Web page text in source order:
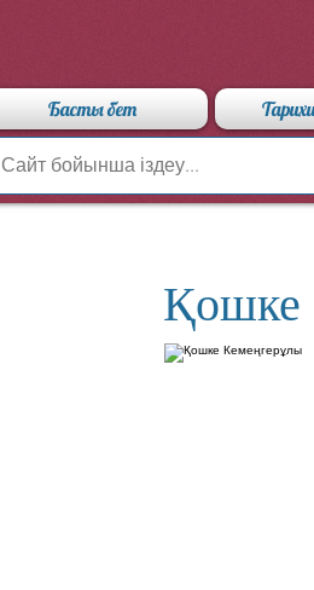
Басты бет
Қошке